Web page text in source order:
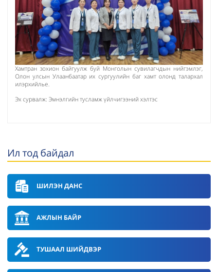
Хамтран зохион байгуулж буй Монголын сувилагчдын нийгэмлэг,
Олон улсын Улаанбаатар их сургуулийн баг хамт олонд талархал
илэрхийлье.
Эх сурвалж: Эмнэлгийн тусламж үйлчигээний хэлтэс
Ил тод байдал
ШИЛЭН ДАНС
АЖЛЫН БАЙР
ТУШААЛ ШИЙДВЭР